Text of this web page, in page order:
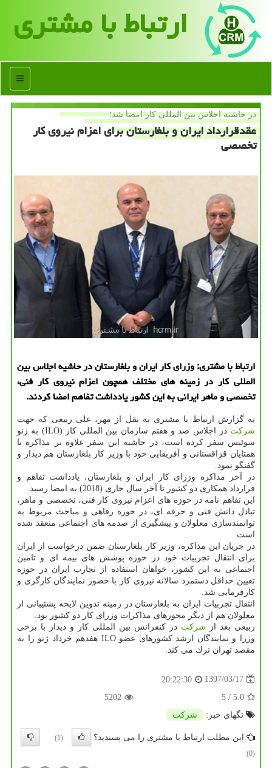
ارتباط با مشتری
منو
در حاشیه اجلاس بین المللی كار امضا شد؛
عقدقرارداد ایران و بلغارستان برای اعزام نیروی كار
تخصصی
ارتباط با مشتری: وزرای كار ایران و بلغارستان در حاشیه اجلاس بین
المللی كار در زمینه های مختلف همچون اعزام نیروی كار فنی،
تخصصی و ماهر ایرانی به این كشور یادداشت تفاهم امضا كردند.
به گزارش ارتباط با مشتری به نقل از مهر، علی ربیعی كه جهت
شركت
در اجلاس صد و هفتم سازمان بین المللی كار (ILO) به ژنو
سوئیس سفر كرده است، در حاشیه این سفر علاوه بر مذاكره با
همتایان قزاقستانی و آفریقایی خود با وزیر كار بلغارستان هم دیدار و
گفتگو نمود.
در آخر مذاكره وزرای كار ایران و بلغارستان، یادداشت تفاهم و
قرارداد همكاری دو كشور تا آخر سال جاری (2018) به امضا رسید.
این تفاهم نامه در حوزه های اعزام نیروی كار فنی، تخصصی و ماهر،
تبادل دانش فنی و حرفه ای، در حوزه رفاهی و مباحث مربوط به
توانمندسازی معلولان و پیشگیری از صدمه های اجتماعی منعقد شده
است.
در جریان این مذاكره، وزیر كار بلغارستان ضمن درخواست از ایران
برای انتقال تجربیات خود در حوزه پوشش های بیمه ای و تامین
اجتماعی به این كشور، خواهان استفاده از تجارب ایران در حوزه
تعیین حداقل دستمزد سالانه نیروی كار با حضور نمایندگان كارگری و
كارفرمایی شد.
انتقال تجربیات ایران به بلغارستان در زمینه تدوین لایحه پشتیبانی از
معلولان هم از دیگر محورهای مذاكرات وزرای كار دو كشور بود.
ربیعی بعد از شركت در كنفرانس بین المللی كار و دیدار با برخی
وزرا و نمایندگان ارشد كشورهای عضو ILO هفدهم خرداد ژنو را به
مقصد تهران ترك می كند.
1397/03/17
20:22:30
5.0
/ 5
5202
تگهای خبر:
شركت
این مطلب ارتباط با مشتری را می پسندید؟
(1)
(0)